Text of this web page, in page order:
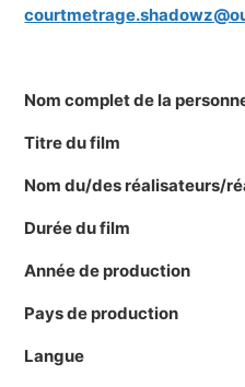
Nom complet de la
Titre du film
Nom du/des réalisateurs/
Durée du film
Année de production
Pays de production
Langue